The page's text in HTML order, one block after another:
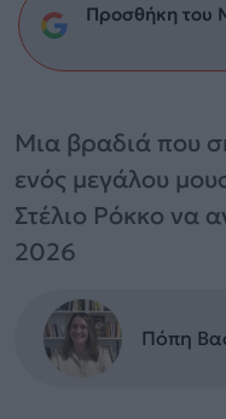
Προσθήκη του
Μια βραδιά που
ενός μεγάλου
Στέλιο Ρόκκο να
2026
Πόπη